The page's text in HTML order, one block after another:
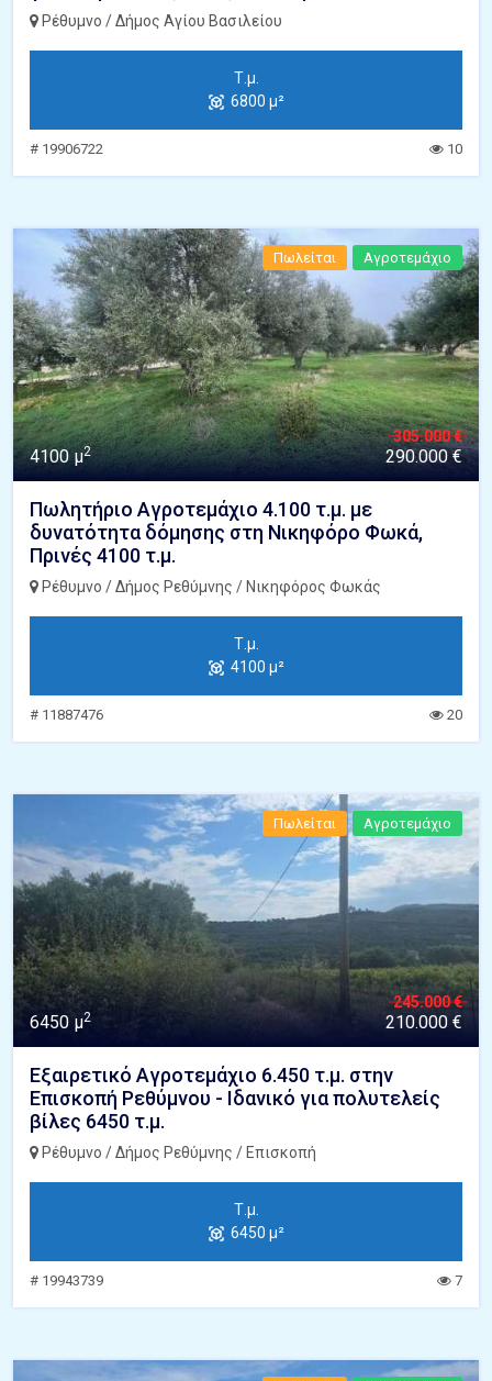
Ρέθυμνο / Δήμος Αγίου Βασιλείου
Τ.μ.
6800 μ²
# 19906722 10
Πωλείται Αγροτεμάχιο
4100 μ2
305.000 €
290.000 €
Πωλητήριο Αγροτεμάχιο 4.100 τ.μ. με
δυνατότητα δόμησης στη Νικηφόρο Φωκά,
Πρινές 4100 τ.μ.
Ρέθυμνο / Δήμος Ρεθύμνης / Νικηφόρος Φωκάς
Τ.μ.
4100 μ²
# 11887476 20
Πωλείται Αγροτεμάχιο
6450 μ2
245.000 €
210.000 €
Εξαιρετικό Αγροτεμάχιο 6.450 τ.μ. στην
Επισκοπή Ρεθύμνου - Ιδανικό για πολυτελείς
βίλες 6450 τ.μ.
Ρέθυμνο / Δήμος Ρεθύμνης / Επισκοπή
Τ.μ.
6450 μ²
# 19943739 7